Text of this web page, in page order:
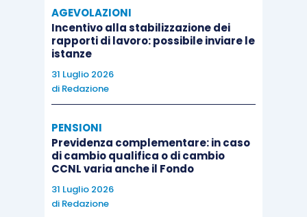
AGEVOLAZIONI
Incentivo alla stabilizzazione dei
rapporti di lavoro: possibile inviare le
istanze
31 Luglio 2026
di Redazione
PENSIONI
Previdenza complementare: in caso
di cambio qualifica o di cambio
CCNL varia anche il Fondo
31 Luglio 2026
di Redazione